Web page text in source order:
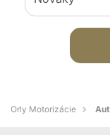
Orly Motorizácie